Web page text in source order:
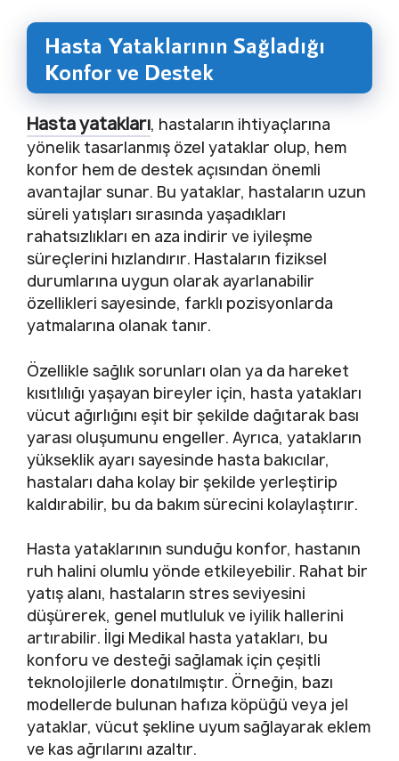
Hasta Yataklarının Sağladığı
Konfor ve Destek
Hasta yatakları, hastaların ihtiyaçlarına
yönelik tasarlanmış özel yataklar olup, hem
konfor hem de destek açısından önemli
avantajlar sunar. Bu yataklar, hastaların uzun
süreli yatışları sırasında yaşadıkları
rahatsızlıkları en aza indirir ve iyileşme
süreçlerini hızlandırır. Hastaların fiziksel
durumlarına uygun olarak ayarlanabilir
özellikleri sayesinde, farklı pozisyonlarda
yatmalarına olanak tanır.
Özellikle sağlık sorunları olan ya da hareket
kısıtlılığı yaşayan bireyler için, hasta yatakları
vücut ağırlığını eşit bir şekilde dağıtarak bası
yarası oluşumunu engeller. Ayrıca, yatakların
yükseklik ayarı sayesinde hasta bakıcılar,
hastaları daha kolay bir şekilde yerleştirip
kaldırabilir, bu da bakım sürecini kolaylaştırır.
Hasta yataklarının sunduğu konfor, hastanın
ruh halini olumlu yönde etkileyebilir. Rahat bir
yatış alanı, hastaların stres seviyesini
düşürerek, genel mutluluk ve iyilik hallerini
artırabilir. İlgi Medikal hasta yatakları, bu
konforu ve desteği sağlamak için çeşitli
teknolojilerle donatılmıştır. Örneğin, bazı
modellerde bulunan hafıza köpüğü veya jel
yataklar, vücut şekline uyum sağlayarak eklem
ve kas ağrılarını azaltır.